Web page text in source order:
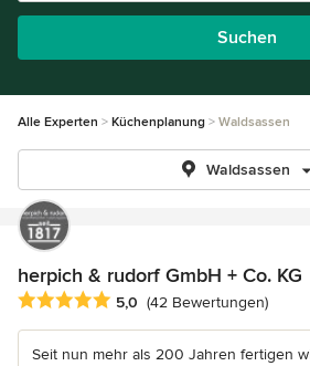
Suchen
Alle Experten Küchenplanung Waldsassen
Waldsassen
herpich & rudorf GmbH + Co. KG
Durchschnittliche Bewertung: 5 von 5
5,0 (42 Bewertungen)
Seit nun mehr als 200 Jahren fertigen